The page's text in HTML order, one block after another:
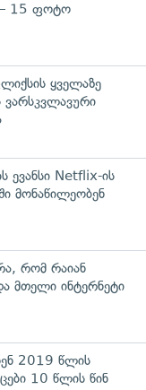
— 15 ფოტო
ყველაზე
ევანსი Netflix-ის
მონაწილეობენ
რომ რაიან
მთელი ინტერნეტი
2019 წლის
10 წლის წინ